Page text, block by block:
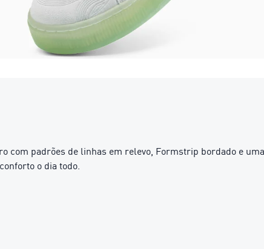
com padrões de linhas em relevo, Formstrip bordado e
o dia todo.